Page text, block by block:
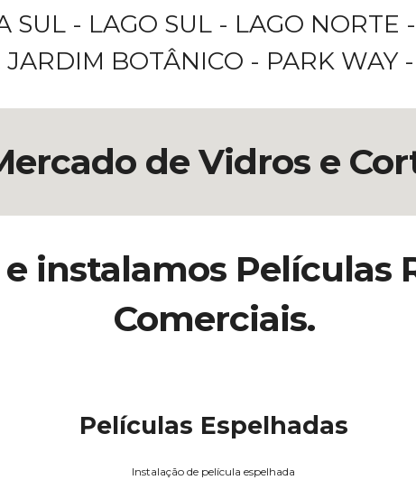
SUL - LAGO SUL - LAGO NORTE
JARDIM BOTÂNICO - PARK WAY
de Vidros e
instalamos Películas
Comerciais.
Películas Espelhadas
Instalação de película espelhada